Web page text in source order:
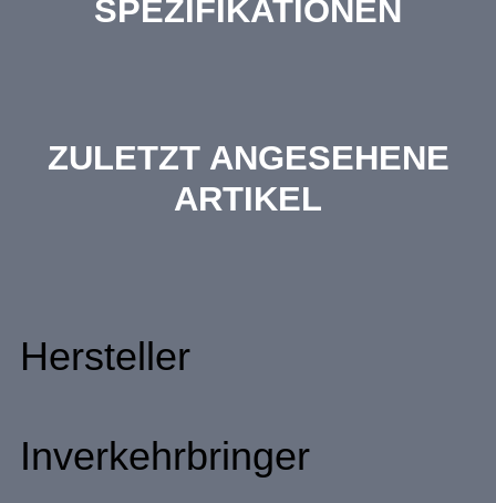
SPEZIFIKATIONEN
ZULETZT ANGESEHENE
ARTIKEL
Hersteller
Inverkehrbringer